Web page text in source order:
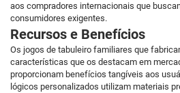
aos compradores internacionais que
consumidores exigentes.
Recursos e Benefícios
Os jogos de tabuleiro familiares que
características que os destacam em
proporcionam benefícios tangíveis aos
lógicos personalizados utilizam materiais